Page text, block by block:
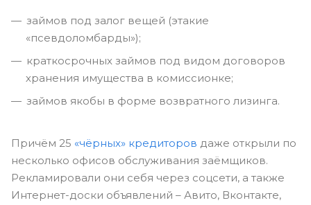
займов под залог вещей (этакие
«псевдоломбарды»);
краткосрочных займов под видом договоров
хранения имущества в комиссионке;
займов якобы в форме возвратного лизинга.
Причём 25 «чёрных» кредиторов даже открыли по
несколько офисов обслуживания заёмщиков.
Рекламировали они себя через соцсети, а также
Интернет-доски объявлений – Авито, Вконтакте,